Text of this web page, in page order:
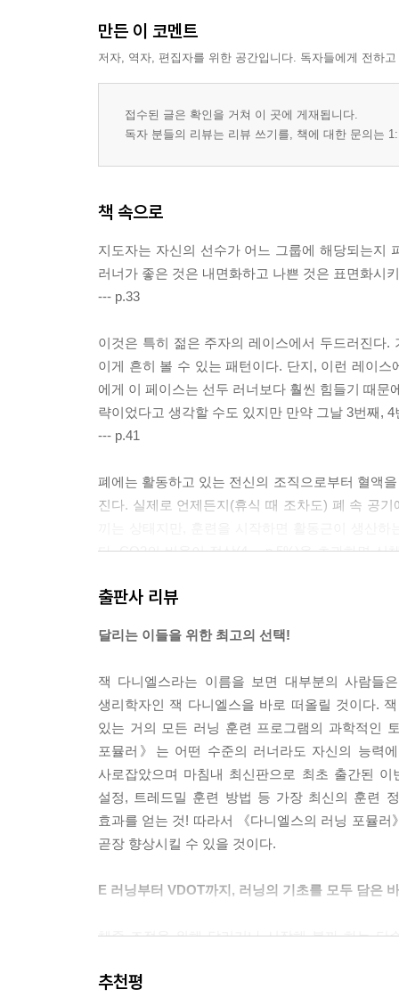
만든 이 코멘트
저자, 역자, 편집자를 위한 공간입니다. 독자들에게 전하
접수된 글은 확인을 거쳐 이 곳에 게재됩니다.
독자 분들의 리뷰는 리뷰 쓰기를, 책에 대한 문의는
책 속으로
지도자는 자신의 선수가 어느 그룹에 해당되는지
러너가 좋은 것은 내면화하고 나쁜 것은 표면화시
--- p.33
이것은 특히 젊은 주자의 레이스에서 두드러진다
이게 흔히 볼 수 있는 패턴이다. 단지, 이런 레이
에게 이 페이스는 선두 러너보다 훨씬 힘들기 때
략이었다고 생각할 수도 있지만 만약 그날 3번째,
--- p.41
폐에는 활동하고 있는 전신의 조직으로부터 혈액
진다. 실제로 언제든지(휴식 때 조차도) 폐 속 공
다. CO2의 비율이 정상(4--- p.5%)을 초과하면 신
--- p.68
이 책에서는 각 종류의 트레이닝을 E, M, T, I, R
스 러닝, T(Threshold)는 역치주, I(Interval)는 인
로 달리는 훈련과 반복해서 하는 훈련(W/R)의 시
각종 훈련과 연관된 VO2max의 비율, 그리고 훈
--- p.93
표 5.6은 18세에서 80세까지의 경기력 수준별
9세 이상은 1살씩 나누어 각각 조정했다. 대략적
따르면 1,600m를 7분에 달리는 58세 여자는 같은
--- p.142
대한 신뢰이다. 지금 진행 중인 훈련을 계속하면
출판사 리뷰
달리는 이들을 위한 최고의 선택!
잭 다니엘스라는 이름을 보면 대부분의 사람들
생리학자인 잭 다니엘스을 바로 떠올릴 것이다.
있는 거의 모든 러닝 훈련 프로그램의 과학적인
포뮬러》는 어떤 수준의 러너라도 자신의 능력
사로잡았으며 마침내 최신판으로 최초 출간된
설정, 트레드밀 훈련 방법 등 가장 최신의 훈련
효과를 얻는 것! 따라서 《다니엘스의 러닝 포뮬
곧장 향상시킬 수 있을 것이다.
E 러닝부터 VDOT까지, 러닝의 기초를 모두 담은
체중 조절을 위해 달리기나 시작해 볼까 하는 단
달리기를 훈련하는 방법에 대해 설명하고 있
추천평